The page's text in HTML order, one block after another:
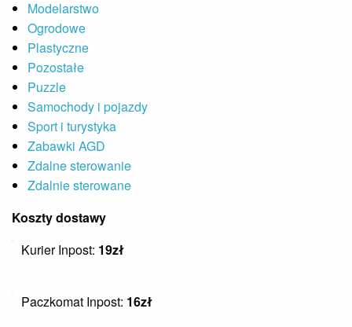
Modelarstwo
Ogrodowe
Plastyczne
Pozostałe
Puzzle
Samochody i pojazdy
Sport i turystyka
Zabawki AGD
Zdalne sterowanie
Zdalnie sterowane
Koszty dostawy
Kurier Inpost: 19zł
Paczkomat Inpost: 16zł